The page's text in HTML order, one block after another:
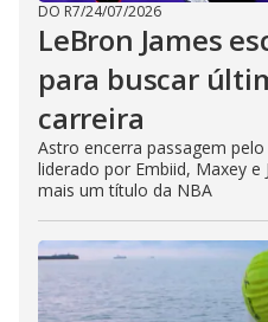
DO R7/24/07/2026
LeBron James
para buscar
carreira
Astro encerra passagem
liderado por Embiid, Maxey e
mais um título da NBA